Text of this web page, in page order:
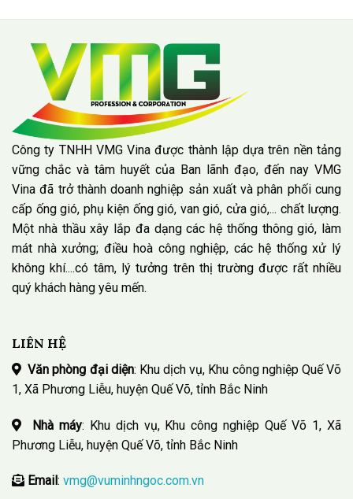
Công ty TNHH VMG Vina được thành lập dựa trên nền tảng
vững chắc và tâm huyết của Ban lãnh đạo, đến nay VMG
Vina đã trở thành doanh nghiệp sản xuất và phân phối cung
cấp ống gió, phụ kiện ống gió, van gió, cửa gió,... chất lượng.
Một nhà thầu xây lắp đa dạng các hệ thống thông gió, làm
mát nhà xưởng; điều hoà công nghiệp, các hệ thống xử lý
không khí....có tâm, lý tưởng trên thị trường được rất nhiều
quý khách hàng yêu mến.
LIÊN HỆ
Văn phòng đại diện: Khu dịch vụ, Khu công nghiệp Quế Võ
1, Xã Phương Liễu, huyện Quế Võ, tỉnh Bắc Ninh
Nhà máy: Khu dịch vụ, Khu công nghiệp Quế Võ 1, Xã
Phương Liễu, huyện Quế Võ, tỉnh Bắc Ninh
Email : vmg@vuminhngoc.com.vn